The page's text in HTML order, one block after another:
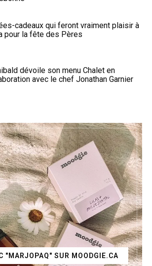
cadeaux qui feront vraiment plaisir à
pour la fête des Pères
dévoile son menu Chalet en
avec le chef Jonathan Garnier
"MARJOPAQ" SUR MOODGIE.CA